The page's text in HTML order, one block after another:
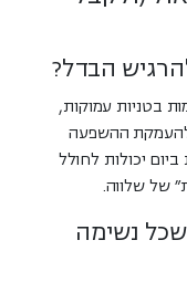
בטניות עמוקות,
להעמקת ההשפעה
ארוך טווח. אבל גם 5 דקות ביום יכולות לחולל
של שלווה.
נשימה